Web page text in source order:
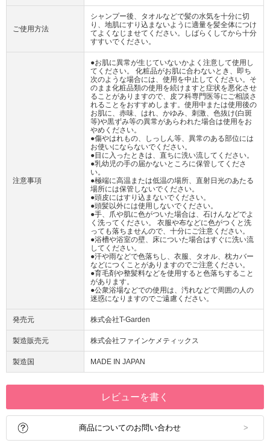
ご使用方法
シャンプー後、タオルなどで髪の水気を十分に切
り、地肌にすり込まないように適量を髪全体につけ
てよくなじませてください。しばらくしてから十分
すすいでください。
注意事項
●お肌に異常が生じていないかよく注意して使用し
てください。 化粧品がお肌に合わないとき、即ち
次のような場合には、使用を中止してください。そ
のまま化粧品類の使用を続けますと症状を悪化させ
ることがありますので、皮フ科専門医等にご相談さ
れることをおすすめします。使用中または使用後の
お肌に、赤味、はれ、かゆみ、刺激、色抜け(白斑
等)や黒ずみ等の異常があらわれた場合は使用をお
やめください。
●傷やはれもの、しっしん等、異常のある部位には
お使いにならないでください。
●目に入ったときは、直ちに洗い流してください。
●乳幼児の手の届かないところに保管してくださ
い。
●極端に高温または低温の場所、直射日光のあたる
場所には保管しないでください。
●頭皮にはすり込まないでください。
●頭髪以外には使用しないでください。
●手、爪や肌に色がついた場合は、石けんなどでよ
く洗ってください。 衣服や布などに色がつくと洗
っても落ちませんので、十分にご注意ください。
●浴槽や浴室の壁、床についた場合はすぐに洗い流
してください。
●汗や雨などで色落ちし、衣服、タオル、枕カバー
などにつくことがありますのでご注意ください。
●育毛剤や整髪料などを使用すると色落ちすること
があります。
●公衆浴場などでの使用は、汚れなどで周囲の人の
迷惑になりますのでご遠慮ください。
発売元 株式会社T-Garden
製造販売元 株式会社ファインケメティックス
製造国 MADE IN JAPAN
レビューを書く
商品についてのお問い合わせ